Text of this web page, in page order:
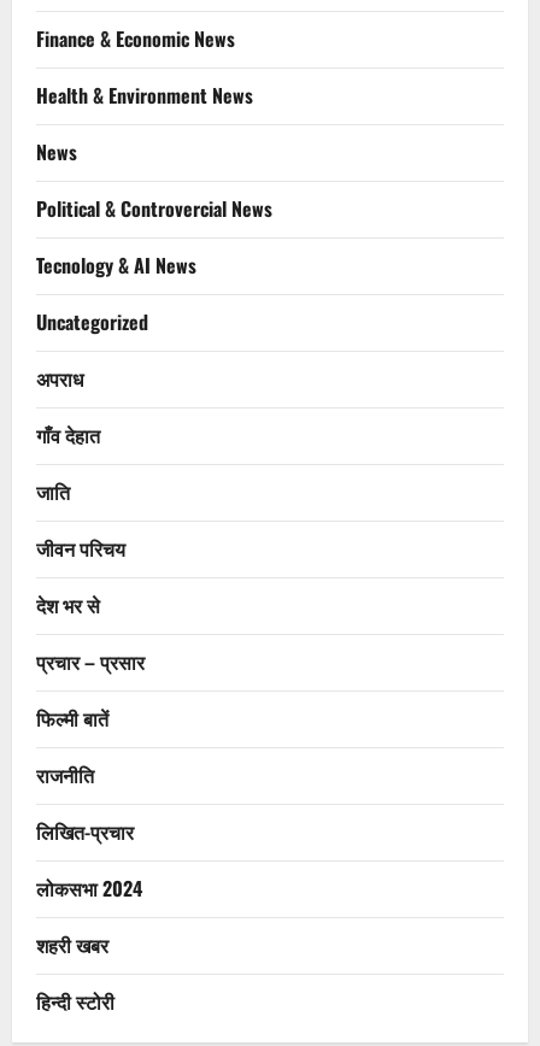
Finance & Economic News
Health & Environment News
News
Political & Controvercial News
Tecnology & AI News
Uncategorized
अपराध
गाँव देहात
जाति
जीवन परिचय
देश भर से
प्रचार – प्रसार
फिल्मी बातें
राजनीति
लिखित-प्रचार
लोकसभा 2024
शहरी खबर
हिन्दी स्टोरी